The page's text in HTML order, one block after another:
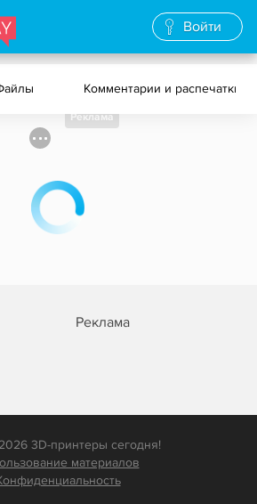
Войти
Комментарии и распечатки
Реклама
Реклама
3D-принтеры сегодня!
материалов